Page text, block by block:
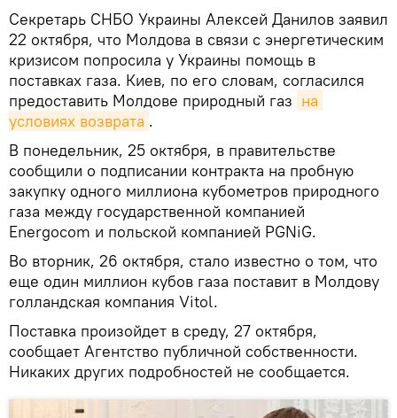
Секретарь СНБО Украины Алексей Данилов заявил
22 октября, что Молдова в связи с энергетическим
кризисом попросила у Украины помощь в
поставках газа. Киев, по его словам, согласился
предоставить Молдове природный газ на
условиях возврата .
В понедельник, 25 октября, в правительстве
сообщили о подписании контракта на пробную
закупку одного миллиона кубометров природного
газа между государственной компанией
Energocom и польской компанией PGNiG.
Во вторник, 26 октября, стало известно о том, что
еще один миллион кубов газа поставит в Молдову
голландская компания Vitol.
Поставка произойдет в среду, 27 октября,
сообщает Агентство публичной собственности.
Никаких других подробностей не сообщается.